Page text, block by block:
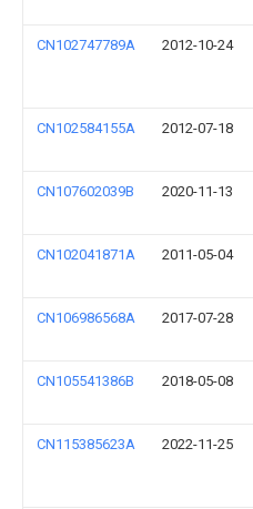
CN102747789A 2012-10-24
CN102584155A 2012-07-18
CN107602039B 2020-11-13
CN102041871A 2011-05-04
CN106986568A 2017-07-28
CN105541386B 2018-05-08
CN115385623A 2022-11-25